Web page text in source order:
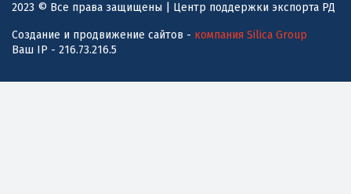
2023 © Все права защищены | Центр поддержки экспорта РД
Создание и продвижение сайтов - компания Silica Group
Ваш IP - 216.73.216.5